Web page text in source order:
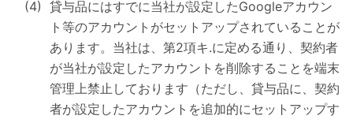
貸与品にはすでに当社が設定したGoogleアカウン
ト等のアカウントがセットアップされていることが
あります。当社は、第2項キ.に定める通り、契約者
が当社が設定したアカウントを削除することを端末
管理上禁止しております（ただし、貸与品に、契約
者が設定したアカウントを追加的にセットアップす